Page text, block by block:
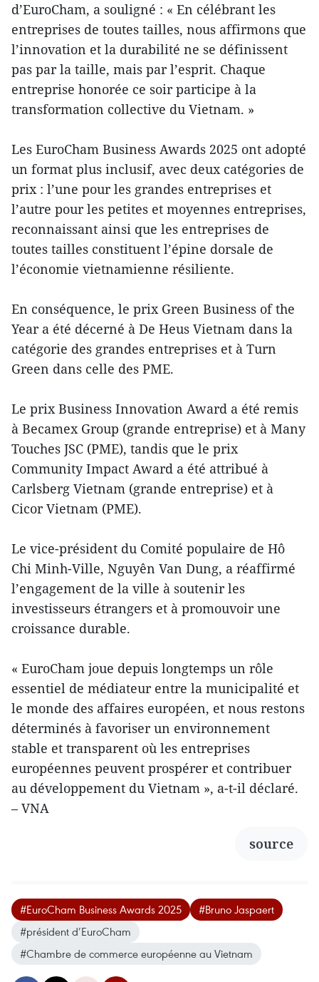
d’EuroCham, a souligné : « En célébrant les
entreprises de toutes tailles, nous affirmons que
l’innovation et la durabilité ne se définissent
pas par la taille, mais par l’esprit. Chaque
entreprise honorée ce soir participe à la
transformation collective du Vietnam. »
Les EuroCham Business Awards 2025 ont adopté
un format plus inclusif, avec deux catégories de
prix : l’une pour les grandes entreprises et
l’autre pour les petites et moyennes entreprises,
reconnaissant ainsi que les entreprises de
toutes tailles constituent l’épine dorsale de
l’économie vietnamienne résiliente.
En conséquence, le prix Green Business of the
Year a été décerné à De Heus Vietnam dans la
catégorie des grandes entreprises et à Turn
Green dans celle des PME.
Le prix Business Innovation Award a été remis
à Becamex Group (grande entreprise) et à Many
Touches JSC (PME), tandis que le prix
Community Impact Award a été attribué à
Carlsberg Vietnam (grande entreprise) et à
Cicor Vietnam (PME).
Le vice-président du Comité populaire de Hô
Chi Minh-Ville, Nguyên Van Dung, a réaffirmé
l’engagement de la ville à soutenir les
investisseurs étrangers et à promouvoir une
croissance durable.
« EuroCham joue depuis longtemps un rôle
essentiel de médiateur entre la municipalité et
le monde des affaires européen, et nous restons
déterminés à favoriser un environnement
stable et transparent où les entreprises
européennes peuvent prospérer et contribuer
au développement du Vietnam », a-t-il déclaré.
– VNA
source
#EuroCham Business Awards 2025
#Bruno Jaspaert
#président d’EuroCham
#Chambre de commerce européenne au Vietnam